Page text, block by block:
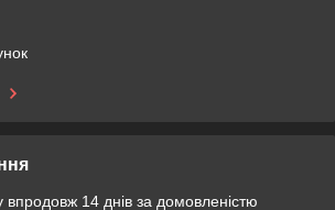
14 днів за домовленістю